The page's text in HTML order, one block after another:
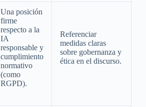
Una posición
firme
respecto a la
IA
responsable y
cumplimiento
normativo
(como
RGPD).
Referenciar
medidas claras
sobre gobernanza y
ética en el discurso.